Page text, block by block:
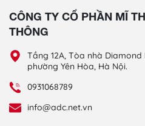
CÔNG TY CỔ PHẦN MĨ
THÔNG
Tầng 12A, Tòa nhà
phường Yên Hòa, Hà Nội.
0931068789
info@adc.net.vn